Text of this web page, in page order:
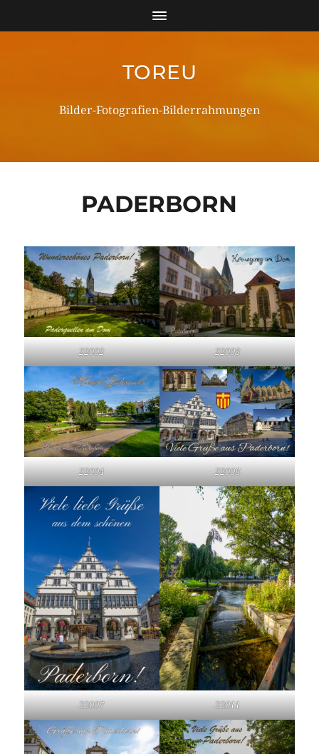
TOREU
Bilder-Fotografien-Bilderrahmungen
PADERBORN
22002 22003
22004 22006
22007 22011